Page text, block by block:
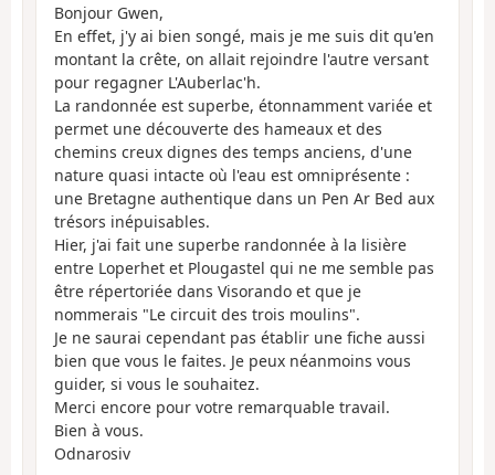
Bonjour Gwen,
En effet, j'y ai bien songé, mais je me suis dit qu'en
montant la crête, on allait rejoindre l'autre versant
pour regagner L'Auberlac'h.
La randonnée est superbe, étonnamment variée et
permet une découverte des hameaux et des
chemins creux dignes des temps anciens, d'une
nature quasi intacte où l'eau est omniprésente :
une Bretagne authentique dans un Pen Ar Bed aux
trésors inépuisables.
Hier, j'ai fait une superbe randonnée à la lisière
entre Loperhet et Plougastel qui ne me semble pas
être répertoriée dans Visorando et que je
nommerais "Le circuit des trois moulins".
Je ne saurai cependant pas établir une fiche aussi
bien que vous le faites. Je peux néanmoins vous
guider, si vous le souhaitez.
Merci encore pour votre remarquable travail.
Bien à vous.
Odnarosiv